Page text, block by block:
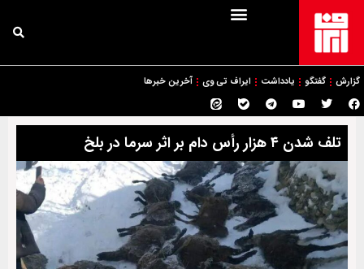
گزارش گفتگو یادداشت ایراف تی وی آخرین خبرها
تلف شدن ۴ هزار رأس دام بر اثر سرما در بلخ